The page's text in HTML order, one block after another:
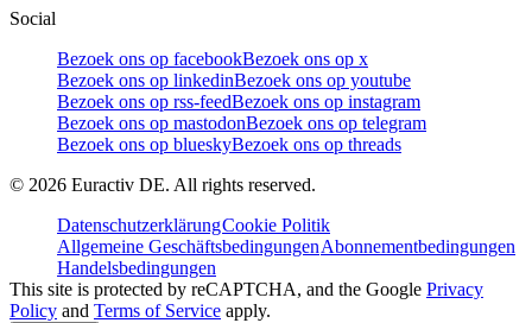
Social
Bezoek ons op facebookBezoek ons op x
Bezoek ons op linkedinBezoek ons op youtube
Bezoek ons op rss-feedBezoek ons op instagram
Bezoek ons op mastodonBezoek ons op telegram
Bezoek ons op blueskyBezoek ons op threads
© 2026 Euractiv DE. All rights reserved.
DatenschutzerklärungCookie Politik
Allgemeine GeschäftsbedingungenAbonnementbedingungen
Handelsbedingungen
This site is protected by reCAPTCHA, and the Google Privacy
Policy and Terms of Service apply.